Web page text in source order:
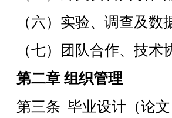
（六）实验、调查及
（七）团队合作、技
第二章 组织管理
第三条 毕业设计（论